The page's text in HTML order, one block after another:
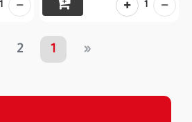
1
1
«
1
2